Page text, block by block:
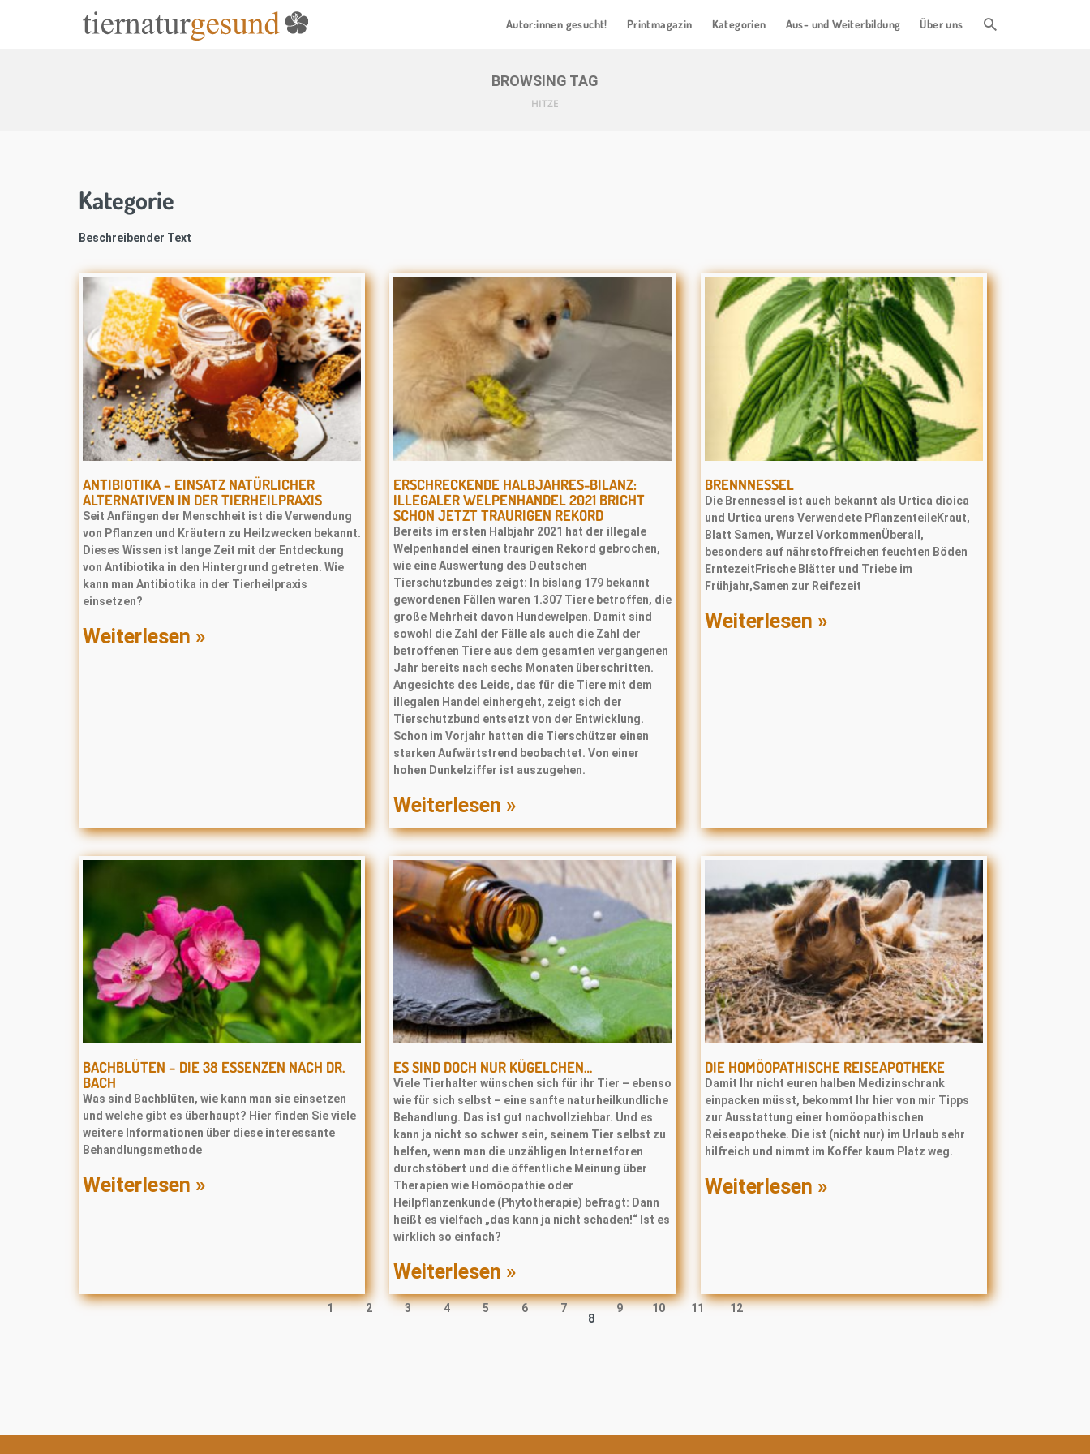
Autor:innen gesucht! Printmagazin Kategorien Aus- und Weiterbildung Über uns
BROWSING TAG
HITZE
Kategorie
Beschreibender Text
ANTIBIOTIKA – EINSATZ NATÜRLICHER
ALTERNATIVEN IN DER TIERHEILPRAXIS
Seit Anfängen der Menschheit ist die Verwendung
von Pﬂanzen und Kräutern zu Heilzwecken bekannt.
Dieses Wissen ist lange Zeit mit der Entdeckung
von Antibiotika in den Hintergrund getreten. Wie
kann man Antibiotika in der Tierheilpraxis
einsetzen?
Weiterlesen »
ERSCHRECKENDE HALBJAHRES-BILANZ:
ILLEGALER WELPENHANDEL 2021 BRICHT
SCHON JETZT TRAURIGEN REKORD
Bereits im ersten Halbjahr 2021 hat der illegale
Welpenhandel einen traurigen Rekord gebrochen,
wie eine Auswertung des Deutschen
Tierschutzbundes zeigt: In bislang 179 bekannt
gewordenen Fällen waren 1.307 Tiere betroffen, die
große Mehrheit davon Hundewelpen. Damit sind
sowohl die Zahl der Fälle als auch die Zahl der
betroffenen Tiere aus dem gesamten vergangenen
Jahr bereits nach sechs Monaten überschritten.
Angesichts des Leids, das für die Tiere mit dem
illegalen Handel einhergeht, zeigt sich der
Tierschutzbund entsetzt von der Entwicklung.
Schon im Vorjahr hatten die Tierschützer einen
starken Aufwärtstrend beobachtet. Von einer
hohen Dunkelziffer ist auszugehen.
Weiterlesen »
BRENNNESSEL
Die Brennessel ist auch bekannt als Urtica dioica
und Urtica urens Verwendete PflanzenteileKraut,
Blatt Samen, Wurzel VorkommenÜberall,
besonders auf nährstoffreichen feuchten Böden
ErntezeitFrische Blätter und Triebe im
Frühjahr,Samen zur Reifezeit
Weiterlesen »
BACHBLÜTEN – DIE 38 ESSENZEN NACH DR.
BACH
Was sind Bachblüten, wie kann man sie einsetzen
und welche gibt es überhaupt? Hier finden Sie viele
weitere Informationen über diese interessante
Behandlungsmethode
Weiterlesen »
ES SIND DOCH NUR KÜGELCHEN…
Viele Tierhalter wünschen sich für ihr Tier – ebenso
wie für sich selbst – eine sanfte naturheilkundliche
Behandlung. Das ist gut nachvollziehbar. Und es
kann ja nicht so schwer sein, seinem Tier selbst zu
helfen, wenn man die unzähligen Internetforen
durchstöbert und die öffentliche Meinung über
Therapien wie Homöopathie oder
Heilpﬂanzenkunde (Phytotherapie) befragt: Dann
heißt es vielfach „das kann ja nicht schaden!“ Ist es
wirklich so einfach?
Weiterlesen »
DIE HOMÖOPATHISCHE REISEAPOTHEKE
Damit Ihr nicht euren halben Medizinschrank
einpacken müsst, bekommt Ihr hier von mir Tipps
zur Ausstattung einer homöopathischen
Reiseapotheke. Die ist (nicht nur) im Urlaub sehr
hilfreich und nimmt im Koffer kaum Platz weg.
Weiterlesen »
1 2 3 4 5 6
7
8
9 10 11 12